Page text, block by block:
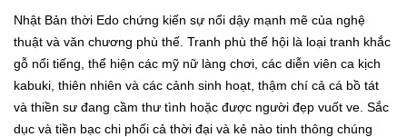
Nhật Bản thời Edo chứng kiến sự nổi dậy mạnh mẽ của nghệ
thuật và văn chương phù thế. Tranh phù thế hội là loại tranh khắc
gỗ nổi tiếng, thể hiện các mỹ nữ làng chơi, các diễn viên ca kịch
kabuki, thiên nhiên và các cảnh sinh hoạt, thậm chí cả cá bồ tát
và thiền sư đang cầm thư tình hoặc được người đẹp vuốt ve. Sắc
dục và tiền bạc chi phối cả thời đại và kẻ nào tinh thông chúng